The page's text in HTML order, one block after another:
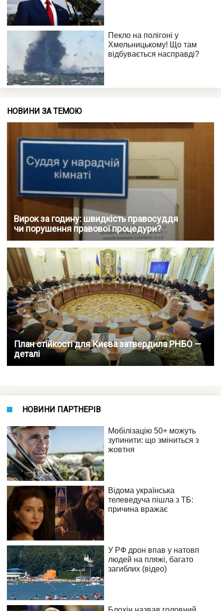
НОВИНИ ЗА ТЕМОЮ
Вирок за годину: швидкість правосуддя
чи порушення правової процедури?
План стійкості для Києва затвердила РНБО —
деталі
НОВИНИ ПАРТНЕРІВ